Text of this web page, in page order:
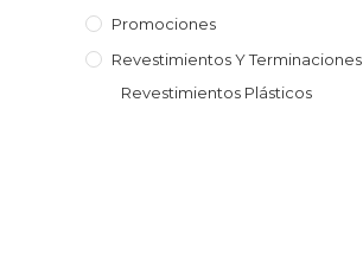
Promociones
Revestimientos Y Terminaciones
Revestimientos Plásticos